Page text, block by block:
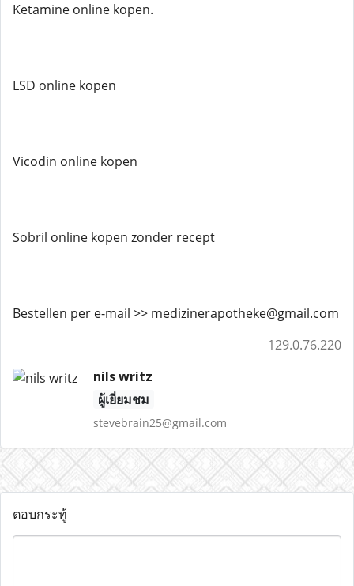
Ketamine online kopen.
LSD online kopen
Vicodin online kopen
Sobril online kopen zonder recept
Bestellen per e-mail >> medizinerapotheke@gmail.com
129.0.76.220
nils writz
ผู้เยี่ยมชม
stevebrain25@gmail.com
ตอบกระทู้